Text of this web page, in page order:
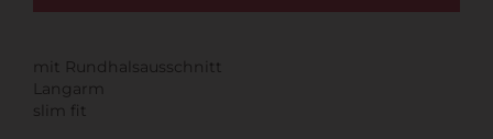
mit Rundhalsausschnitt
Langarm
slim fit